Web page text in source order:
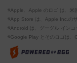
※Apple、Apple のロゴ は、米
※App Store は、Apple Inc.の
※Android は、グーグル インコ
※Google Play とそのロゴは、